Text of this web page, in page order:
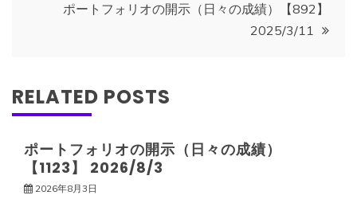
ゲ
ー
シ
ポートフォリオの開示（日々の成績）【892】
2025/3/11
RELATED POSTS
ポートフォリオの開示（日々の成績）
【1123】 2026/8/3
2026年8月3日